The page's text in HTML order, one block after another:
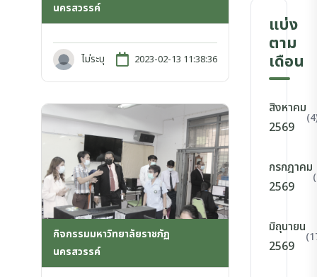
นครสวรรค์
ไม่ระบุ 2023-02-13 11:38:36
กิจกรรมมหาวิทยาลัยราชภัฏ
นครสวรรค์
แบ่ง
ตาม
เดือน
สิงหาคม
2569
กรกฎาคม
2569
มิถุนายน
2569